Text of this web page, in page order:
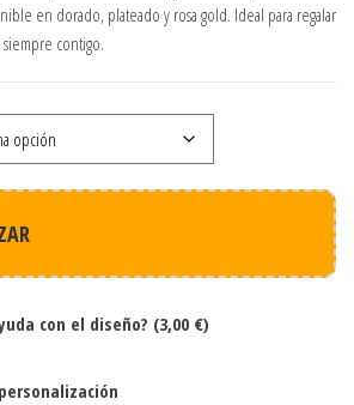
en dorado, plateado y rosa gold. Ideal para regalar
contigo.
con el diseño? (3,00 €)